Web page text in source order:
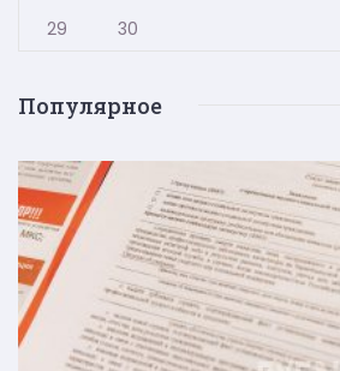
29
30
Популярное